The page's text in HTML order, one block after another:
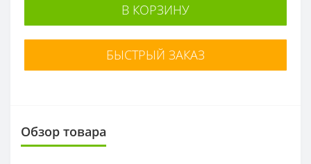
В КОРЗИНУ
БЫСТРЫЙ ЗАКАЗ
Обзор товара